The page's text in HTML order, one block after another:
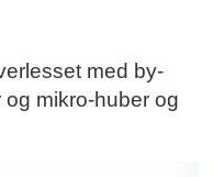
med by-
mikro-huber og